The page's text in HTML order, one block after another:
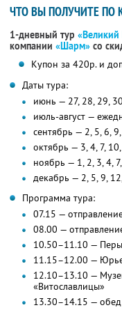
ЧТО ВЫ ПОЛУЧИТЕ ПО
1-дневный тур «Великий
компании «Шарм» со
Купон за 420р. и
Даты тура:
июнь — 27, 28, 29, 30
июль-август —
сентябрь — 2, 5, 6,
октябрь — 3, 4, 7,
ноябрь — 1, 2, 3, 4,
декабрь — 2, 5, 9,
Программа тура:
07.15 —
08.00 —
10.50–11.10 —
11.15–12.00 —
12.10–13.10 —
«Витославлицы»
13.30–14.15 — обед